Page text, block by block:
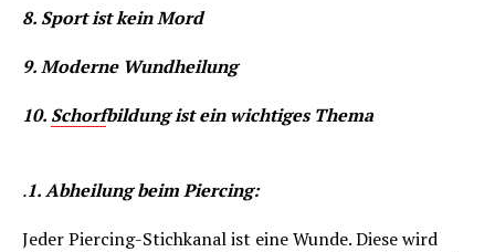
8. Sport ist kein Mord
9. Moderne Wundheilung
10. Schorfbildung ist ein wichtiges Thema
.1. Abheilung beim Piercing:
Jeder Piercing-Stichkanal ist eine Wunde. Diese wird